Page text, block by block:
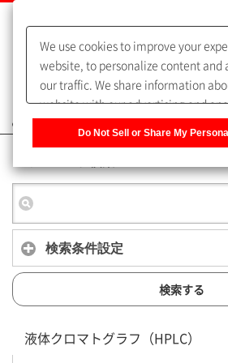
よくあるご質問（FAQ）
検索条件設定
検索する
液体クロマトグラフ（HPLC）
We use cookies to improve your
website, to personalize content and
our traffic. We share information
website with our advertising and
of our sharing information about
Information] to customize your
website. Privacy Policy
Do Not Sell or Share My